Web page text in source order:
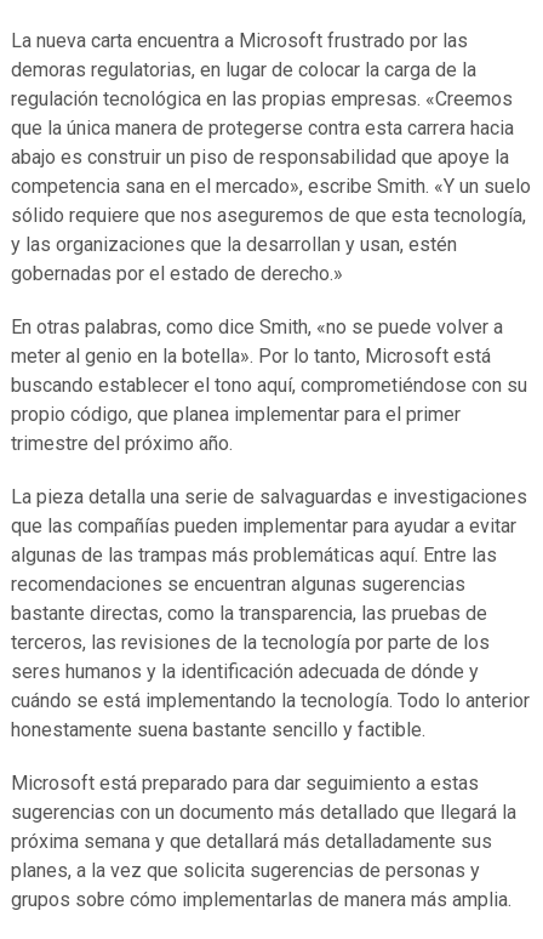
La nueva carta encuentra a Microsoft frustrado por las
demoras regulatorias, en lugar de colocar la carga de la
regulación tecnológica en las propias empresas. «Creemos
que la única manera de protegerse contra esta carrera hacia
abajo es construir un piso de responsabilidad que apoye la
competencia sana en el mercado», escribe Smith. «Y un suelo
sólido requiere que nos aseguremos de que esta tecnología,
y las organizaciones que la desarrollan y usan, estén
gobernadas por el estado de derecho.»
En otras palabras, como dice Smith, «no se puede volver a
meter al genio en la botella». Por lo tanto, Microsoft está
buscando establecer el tono aquí, comprometiéndose con su
propio código, que planea implementar para el primer
trimestre del próximo año.
La pieza detalla una serie de salvaguardas e investigaciones
que las compañías pueden implementar para ayudar a evitar
algunas de las trampas más problemáticas aquí. Entre las
recomendaciones se encuentran algunas sugerencias
bastante directas, como la transparencia, las pruebas de
terceros, las revisiones de la tecnología por parte de los
seres humanos y la identificación adecuada de dónde y
cuándo se está implementando la tecnología. Todo lo anterior
honestamente suena bastante sencillo y factible.
Microsoft está preparado para dar seguimiento a estas
sugerencias con un documento más detallado que llegará la
próxima semana y que detallará más detalladamente sus
planes, a la vez que solicita sugerencias de personas y
grupos sobre cómo implementarlas de manera más amplia.